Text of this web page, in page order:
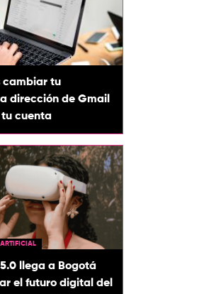
cambiar tu
dirección de Gmail
cuenta
ARTIFICIAL
llega a Bogotá
el futuro digital del